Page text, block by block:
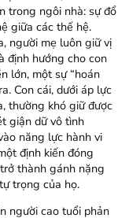
trong ngôi nhà: sự đổ
giữa các thế hệ.
người mẹ luôn giữ vị
định hướng cho con
lớn, một sự “hoán
Con cái, dưới áp lực
thường khó giữ được
giận dữ vô tình
năng lực hành vi
định kiến đóng
thành gánh nặng
trọng của họ.
người cao tuổi phản